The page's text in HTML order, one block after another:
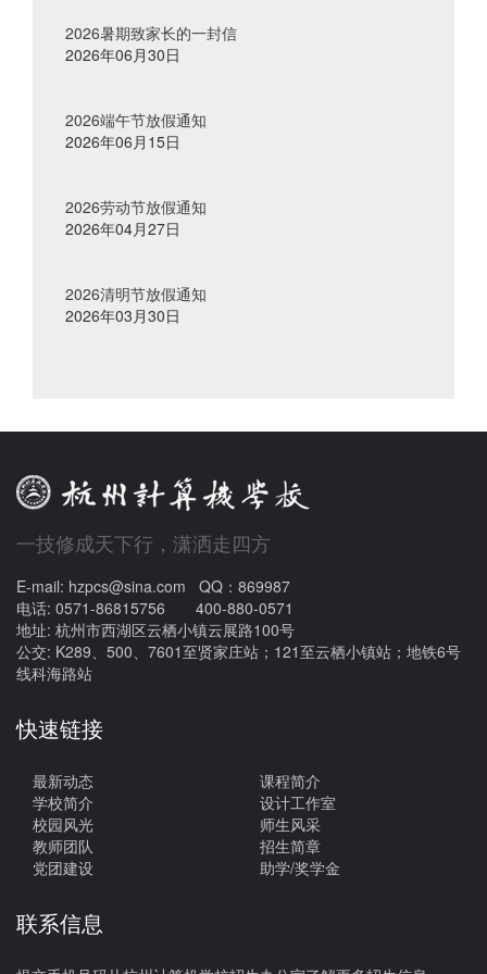
2026暑期致家长的一封信
2026年06月30日
2026端午节放假通知
2026年06月15日
2026劳动节放假通知
2026年04月27日
2026清明节放假通知
2026年03月30日
一技修成天下行，潇洒走四方
E-mail: hzpcs@sina.com QQ：869987
电话: 0571-86815756 400-880-0571
地址: 杭州市西湖区云栖小镇云展路100号
公交: K289、500、7601至贤家庄站；121至云栖小镇站；地铁6号
线科海路站
快速链接
最新动态
学校简介
校园风光
教师团队
党团建设
课程简介
设计工作室
师生风采
招生简章
助学/奖学金
联系信息